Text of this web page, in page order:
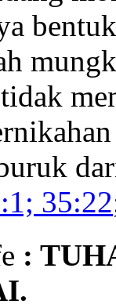
35:22
: